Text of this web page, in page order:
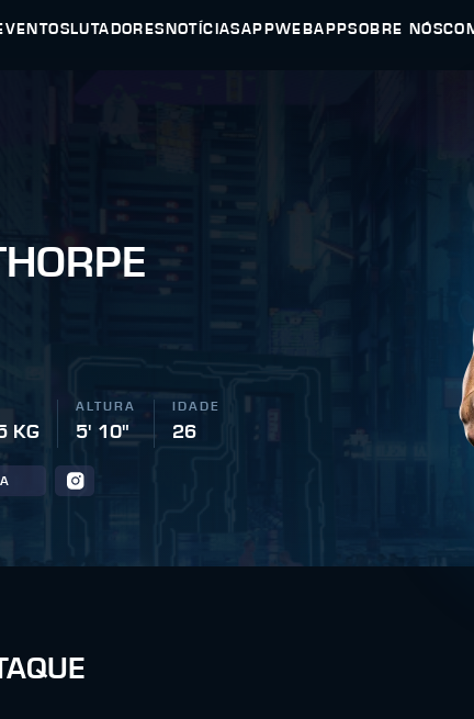
LUTADORES NOTÍCIASAPPWEBAPPSOBRE NÓS
KG
ALTURA
5' 10"
IDADE
26